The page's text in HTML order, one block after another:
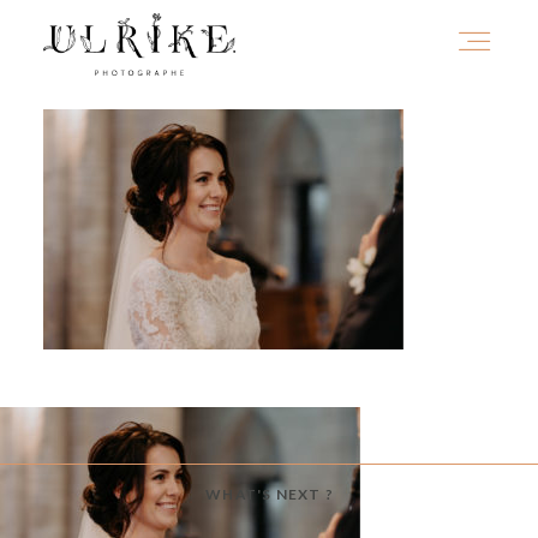
WHAT'S NEXT ?
A PROPOS
PORTFOLIO
INFOS